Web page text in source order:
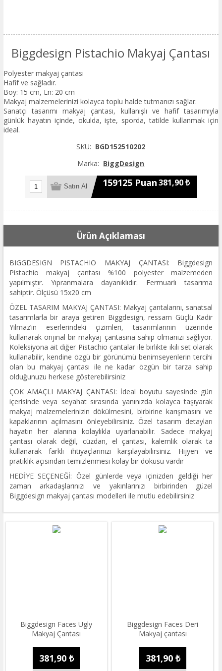
Biggdesign Pistachio Makyaj Çantası
Polyester makyaj çantası
Hafif ve sağladır.
Boy: 15 cm, En: 20 cm
Makyaj malzemelerinizi kolayca toplu halde tutmanızı sağlar.
Sanatçı tasarımı makyaj çantası, kullanışlı ve hafif tasarımıyla
günlük hayatın içinde, okulda, işte, sporda, tatilde kullanmak için
ideal.
SKU: BGD152510202
Marka: BiggDesign
159125 Puan381,90 ₺
Ürün Açıklaması
BIGGDESIGN PISTACHIO MAKYAJ ÇANTASI: Biggdesign
Pistachio makyaj çantası %100 polyester malzemeden
yapılmıştır. Yıpranmalara dayanıklıdır. Fermuarlı tasarıma
sahiptir. Ölçüsü 15x20 cm
ÖZEL TASARIM MAKYAJ ÇANTASI: Makyaj çantalarını, sanatsal
tasarımlarla bir araya getiren Biggdesign, ressam Güçlü Kadir
Yılmaz’ın eserlerindeki çizimleri, tasarımlarının üzerinde
kullanarak orijinal bir makyaj çantasına sahip olmanızı sağlıyor.
Koleksiyona ait diğer Pistachio çantalar ile birlikte ikili set olarak
kullanabilir, kendine özgü bir görünümü benimseyenlerin tercihi
olan bu makyaj çantası ile ne kadar özgün bir tarza sahip
olduğunuzu herkese gösterebilirsiniz
ÇOK AMAÇLI MAKYAJ ÇANTASI: İdeal boyutu sayesinde gün
içerisinde veya seyahat sırasında yanınızda kolayca taşıyarak
makyaj malzemelerinizin dökülmesini, birbirine karışmasını ve
kapaklarının açılmasını önleyebilirsiniz. Özel tasarım detayları
hayatın her alanına kolaylıkla uyarlanabilir. Sadece makyaj
çantası olarak değil, cüzdan, el çantası, kalemlik olarak ta
kullanarak farklı ihtiyaçlarınızı karşılayabilirsiniz. Hijyen ve
pratiklik açısından temizlenmesi kolay bir dokusu vardır
HEDİYE SEÇENEĞİ: Özel günlerde veya içinizden geldiği her
zaman arkadaşlarınızı ve yakınlarınızı birbirinden güzel
Biggdesign makyaj çantası modelleri ile mutlu edebilirsiniz
Biggdesign Faces Ugly
Makyaj Çantası
381,90 ₺
Biggdesign Faces Deri
Makyaj çantası
381,90 ₺